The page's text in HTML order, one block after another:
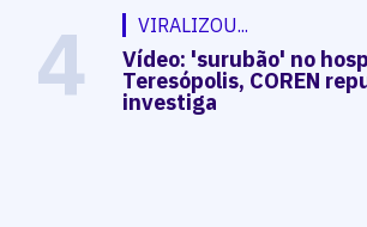
4 VIRALIZOU...
Vídeo: 'surubão' no
Teresópolis, COREN
investiga